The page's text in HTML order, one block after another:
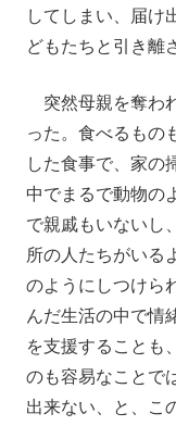
してしまい、届け
どもたちと引き離
突然母親を奪わ
った。食べるもの
した食事で、家の
中でまるで動物の
で親戚もいないし
所の人たちがいる
のようにしつけら
んだ生活の中で情
を支援することも
のも容易なことで
出来ない、と、こ